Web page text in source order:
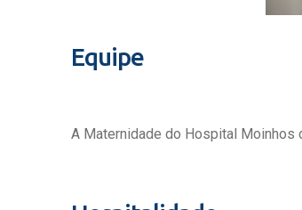
Equipe
A Maternidade do Hospital Moinhos